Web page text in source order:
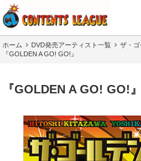
ホーム DVD発売アーティスト一覧
ザ・
『GOLDEN A GO! GO!』
『GOLDEN A GO! GO!』